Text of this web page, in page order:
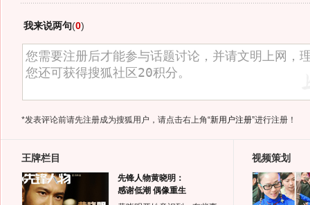
我来说两句(0)
*发表评论前请先注册成为搜狐用户，请点击右上角“新用户注册”进行注册！
王牌栏目
先锋人物黄晓明：
感谢低潮 偶像重生
视频策划